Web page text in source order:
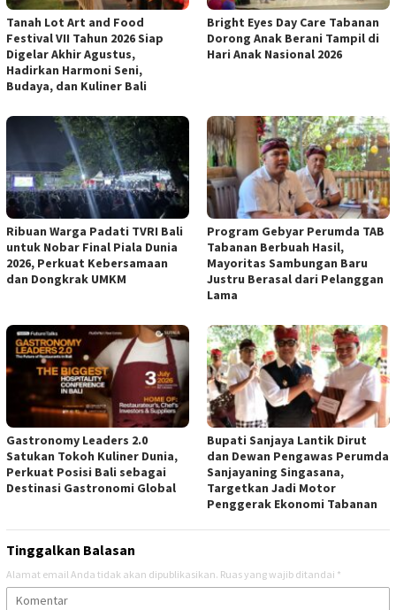
Tanah Lot Art and Food
Festival VII Tahun 2026 Siap
Digelar Akhir Agustus,
Hadirkan Harmoni Seni,
Budaya, dan Kuliner Bali
Bright Eyes Day Care Tabanan
Dorong Anak Berani Tampil di
Hari Anak Nasional 2026
Ribuan Warga Padati TVRI Bali
untuk Nobar Final Piala Dunia
2026, Perkuat Kebersamaan
dan Dongkrak UMKM
Program Gebyar Perumda TAB
Tabanan Berbuah Hasil,
Mayoritas Sambungan Baru
Justru Berasal dari Pelanggan
Lama
Gastronomy Leaders 2.0
Satukan Tokoh Kuliner Dunia,
Perkuat Posisi Bali sebagai
Destinasi Gastronomi Global
Bupati Sanjaya Lantik Dirut
dan Dewan Pengawas Perumda
Sanjayaning Singasana,
Targetkan Jadi Motor
Penggerak Ekonomi Tabanan
Tinggalkan Balasan
Alamat email Anda tidak akan dipublikasikan. Ruas yang wajib ditandai *